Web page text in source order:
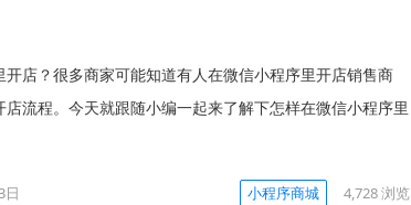
店？很多商家可能知道有人在微信小程序里开店销售商
流程。今天就跟随小编一起来了解下怎样在微信小程序里
日 小程序商城 4,728浏览